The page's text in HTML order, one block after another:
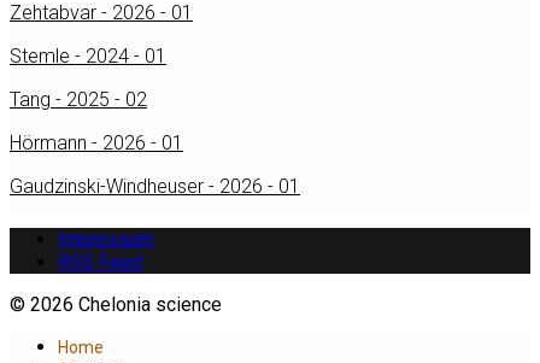
Zehtabvar - 2026 - 01
Stemle - 2024 - 01
Tang - 2025 - 02
Hörmann - 2026 - 01
Gaudzinski-Windheuser - 2026 - 01
Impressum
RSS Feed
© 2026 Chelonia science
Home